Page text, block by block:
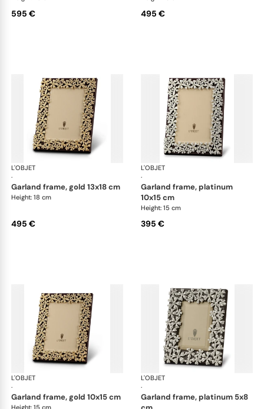
595 € 495 €
L'OBJET
·
Picture Frames
garland frame, gold 13x18 cm
Height: 18 cm
495 €
L'OBJET
·
garland frame, platinum
10x15 cm
Height: 15 cm
395 €
L'OBJET
·
Picture Frames
garland frame, gold 10x15 cm
Height: 15 cm
L'OBJET
·
garland frame, platinum 5x8